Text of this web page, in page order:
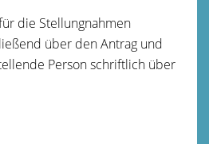
die Stellungnahmen
über den Antrag und
Person schriftlich über